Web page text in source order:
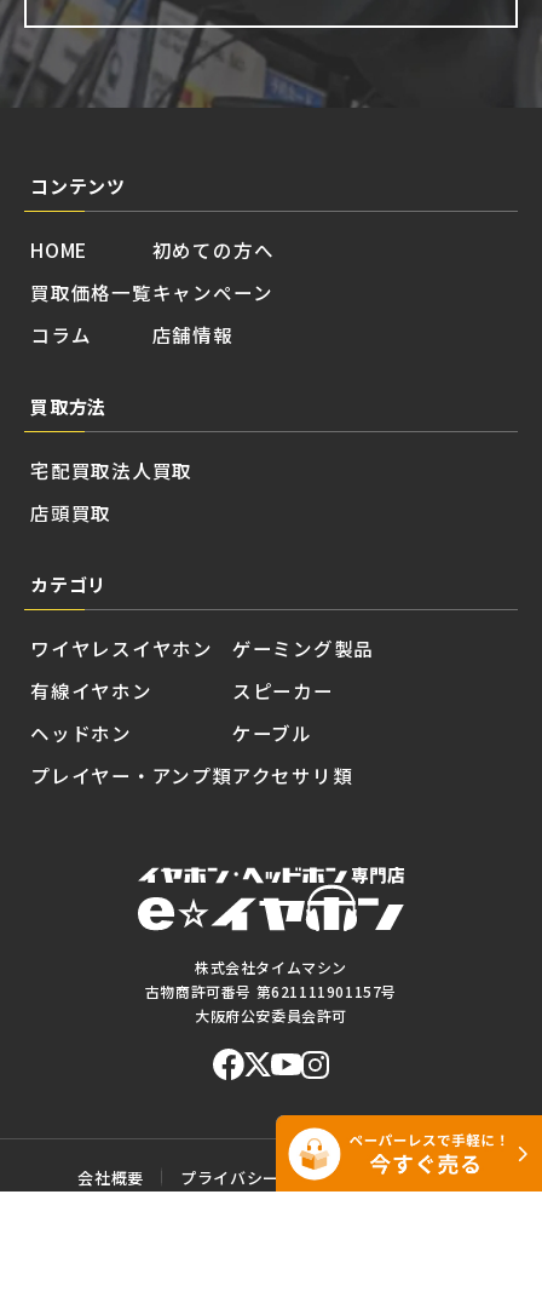
株式会社タイムマシン
古物商許可番号 第621111901157号
大阪府公安委員会許可
コンテンツ
HOME
買取価格一覧
コラム
初めての方へ
キャンペーン
店舗情報
買取方法
宅配買取
店頭買取
法人買取
カテゴリ
ワイヤレスイヤホン
有線イヤホン
ヘッドホン
プレイヤー・アンプ類
ゲーミング製品
スピーカー
ケーブル
アクセサリ類
会社概要 プライバシーポリシー
ご利用規約